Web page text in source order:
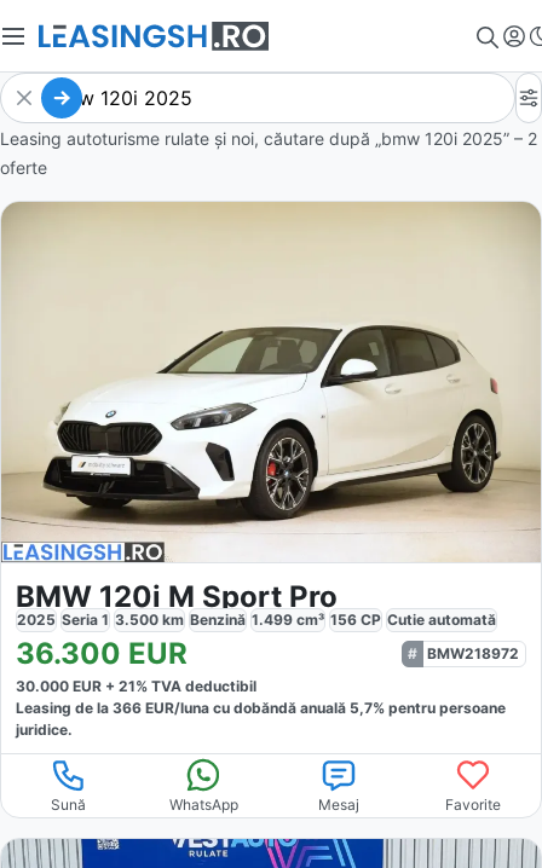
Leasing autoturisme rulate și noi, căutare după „bmw 120i 2025” – 2
oferte
BMW 120i M Sport Pro
2025 Seria 1 3.500 km Benzină 1.499 cm³ 156 CP Cutie automată
36.300 EUR
BMW218972
30.000 EUR + 21% TVA deductibil
Leasing de la 366 EUR/luna cu dobăndă anuală 5,7% pentru persoane
juridice.
Sună WhatsApp Mesaj Favorite